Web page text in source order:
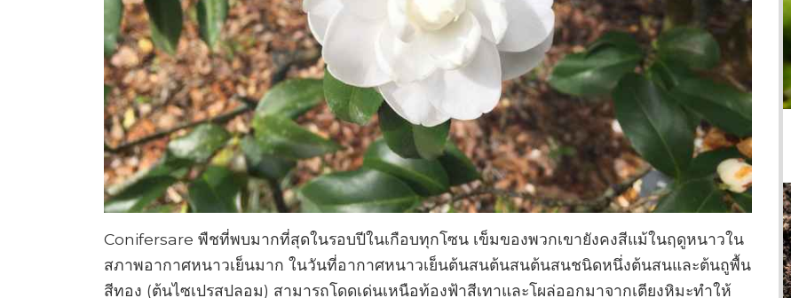
Conifersare พืชที่พบมากที่สุดในรอบปีในเกือบทุกโซน เข็มของพวกเขายังคงสีแม้ในฤดูหนาวใน
สภาพอากาศหนาวเย็นมาก ในวันที่อากาศหนาวเย็นต้นสนต้นสนต้นสนชนิดหนึ่งต้นสนและต้นถูพื้น
สีทอง (ต้นไซเปรสปลอม) สามารถโดดเด่นเหนือท้องฟ้าสีเทาและโผล่ออกมาจากเตียงหิมะทำให้